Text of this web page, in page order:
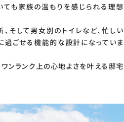
ても家族の温もりを感じられる理想
そして男女別のトイレなど、忙しい
過ごせる機能的な設計になっていま
ンランク上の心地よさを叶える邸宅